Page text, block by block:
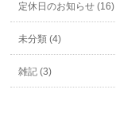
定休日のお知らせ (16)
未分類 (4)
雑記 (3)